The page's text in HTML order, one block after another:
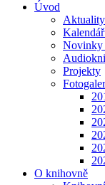
Úvod
Aktuality
Novinky
Projekty
O knihovně